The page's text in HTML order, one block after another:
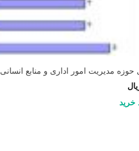
مدیریت امور اداری و منابع انسانی
خرید